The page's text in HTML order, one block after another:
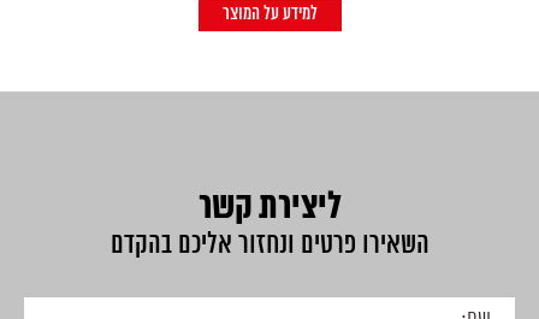
למידע על המוצר
ליצירת קשר
השאירו פרטים ונחזור אליכם בהקדם